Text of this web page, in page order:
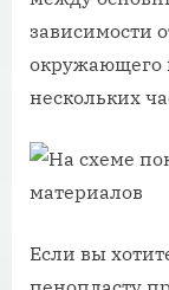
зависимости
окружающего
нескольких
Если вы